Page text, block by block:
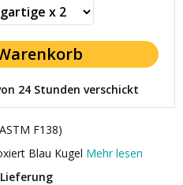
24 Stunden verschickt
F138)
Blau Kugel Mehr lesen